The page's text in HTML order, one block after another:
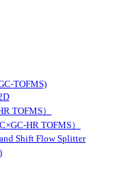
TOFMS)
TOFMS）
HR TOFMS）
Shift Flow Splitter